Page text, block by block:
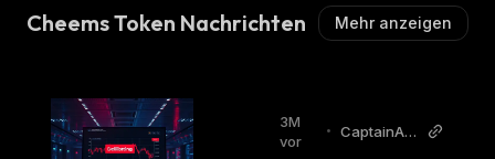
Cheems Token Nachrichten Mehr anzeigen
3M
vor
•
CaptainAlt